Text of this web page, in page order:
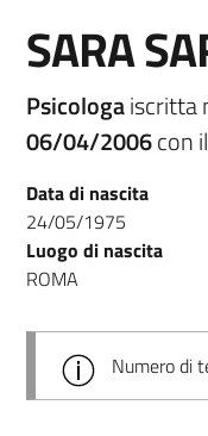
SARA
Psicologaiscritta
06/04/2006con
Data di nascita
24/05/1975
Luogo di nascita
ROMA
Numero di